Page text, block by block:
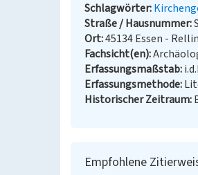
Schlagwörter
Straße / Hausnummer
Ort 45134 Essen -
Fachsicht(en)
Erfassungsmaßstab
Erfassungsmethode
Historischer Zeitraum
Empfohlene